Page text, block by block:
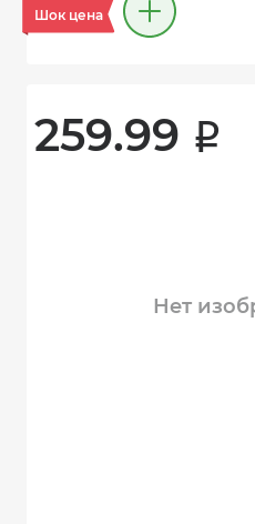
Шок цена
259.99 i
Нет